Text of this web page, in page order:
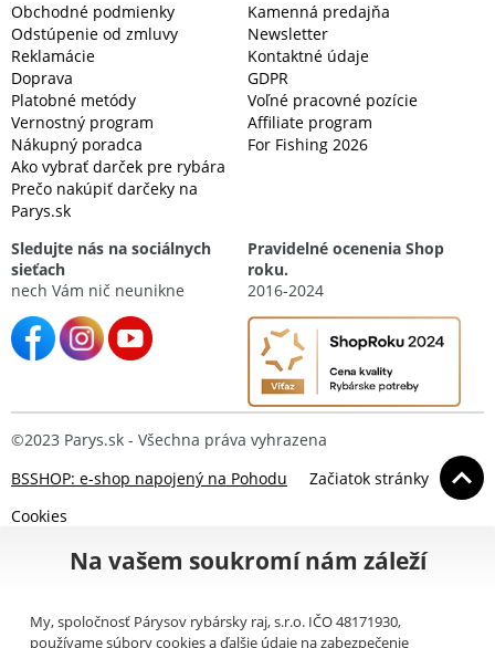
Obchodné podmienky
Odstúpenie od zmluvy
Reklamácie
Doprava
Platobné metódy
Vernostný program
Nákupný poradca
Ako vybrať darček pre rybára
Prečo nakúpiť darčeky na
Parys.sk
Kamenná predajňa
Newsletter
Kontaktné údaje
GDPR
Voľné pracovné pozície
Affiliate program
For Fishing 2026
Sledujte nás na sociálnych
sieťach
nech Vám nič neunikne
Pravidelné ocenenia Shop
roku.
2016-2024
©2023 Parys.sk - Všechna práva vyhrazena
BSSHOP: e-shop napojený na Pohodu
Začiatok stránky
Cookies
Na vašem soukromí nám záleží
My, spoločnosť Párysov rybársky raj, s.r.o. IČO 48171930,
používame súbory cookies a ďalšie údaje na zabezpečenie